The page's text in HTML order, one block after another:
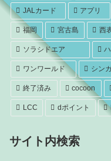
JALカード アプリ
福岡 宮古島 西
ソラシドエア
ワンワールド シン
終了済み cocoon
LCC dポイント
サイト内検索